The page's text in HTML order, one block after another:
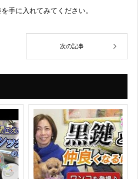
手に入れてみてください。
次の記事